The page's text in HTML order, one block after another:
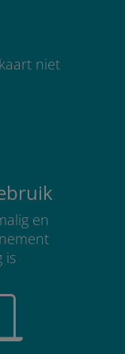
niet
en
is